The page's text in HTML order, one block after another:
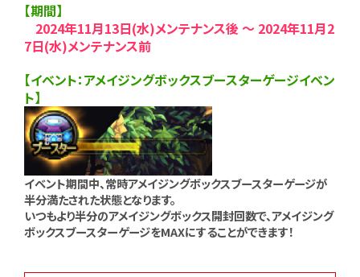
【期間】
2024年11月13日(水)メンテナンス後 ～ 2024年11月2
7日(水)メンテナンス前
【イベント：アメイジングボックスブースターゲージイベン
ト】
イベント期間中、常時アメイジングボックスブースターゲージが
半分満たされた状態となります。
いつもより半分のアメイジングボックス開封回数で、アメイジング
ボックスブースターゲージをMAXにすることができます！